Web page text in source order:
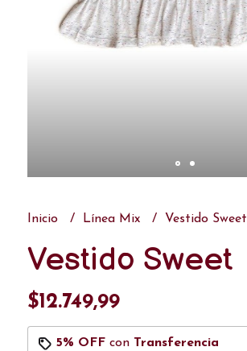
Inicio Línea Mix Vestido Sweet
Vestido Sweet
$12.749,99
5% OFFcon Transferencia